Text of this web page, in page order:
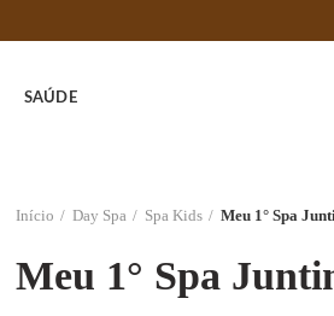
SAÚDE
Início Day Spa Spa Kids Meu 1° Spa
Meu 1° Spa